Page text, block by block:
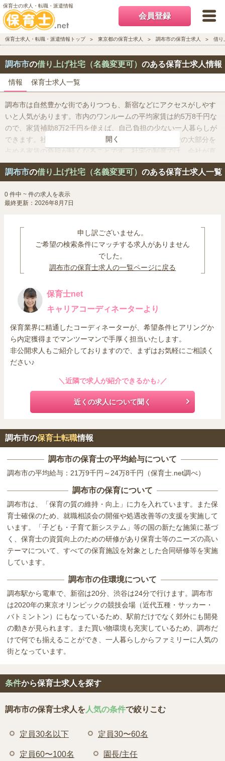
保育士の求人・転職・派遣情報
会員登録
保育士求人・転職・派遣情報トップ 東京都の保育士求人 調布市の保育士求人 借り
調布市の借り上げ社宅（名義変更可） のある保育士求人情報
情報 保育士求人一覧
調布市は自然豊かな街でありつつも、新宿などにアクセスがしやす
いと人気があります。市内のワンルームの平均家賃は約5万8千円な
ので、家賃補助8万2千円を使えば、自己負担の少ない一人暮らしが
できます。社宅や住宅手当があるのメリットは、生活費の大部分を
占める家賃の負担が軽くなることです。社宅の制度では、会社が直
接物件の契約をしていたり、会社が建物を所有していたりするの
で、相場より低価格で住居を使うことができます。住宅手当や家賃
開く
調布市の借り上げ社宅（名義変更可） のある保育士求人一覧
0 件中 ~ 件の求人を表示
最終更新：2026年8月7日
申し訳ございません。
ご希望の検索条件にマッチする求人がありません
でした。
調布市の保育士求人の一覧ページに戻る
保育士net
キャリアコーディネーターより
保育業界に精通したコーディネーターが、希望条件ヒアリングか
ら内定獲得までマンツーマンで手厚く担当いたします。
非公開求人もご紹介しておりますので、まずはお気軽にご相談く
ださい♪
＼近隣で求人が紹介できるかも♪／
近くの求人について聞く
調布市の保育士転職情報
調布市の保育士の平均給与について
調布市の平均給与：21万9千円～24万8千円（保育士.net調べ）
調布市の保育について
調布市は、「保育の質の維持・向上」に力を入れています。また保
育士確保のため、就職相談会の開催や処遇改善等の支援を実施して
います。「子ども・子育て新システム」等の国の新たな施策に基づ
く、保育士の資質向上のための研修があり保育士等のニーズの高い
テーマについて、すべての保育施設を対象とした合同研修等を実施
しています。
調布市の住環境について
調布駅から電車で、新宿は20分、渋谷は24分で行けます。調布市
は2020年の東京オリンピックの競技会場（近代五種・サッカー・
バトミントン）にもなっているため、駅前だけでなく郊外にも開発
の動きが見られます。また買い物環境も充実しているため、調布だ
けで何でも揃えることができ、一人暮らしからファミリーに人気の
街となっています。
条件から保育士求人を探す
調布市の保育士求人を 人気の条件で絞りこむ
定員30名以下 定員30〜60名
定員60〜100名 園長/主任